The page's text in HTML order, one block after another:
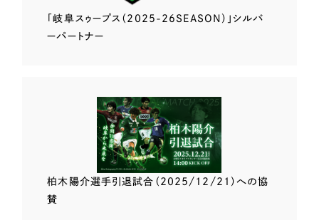
「岐阜スゥープス （2025-26SEASON）」 シルバ
ーパートナー
柏木陽介選手引退試合（2025/12/21）への協
賛